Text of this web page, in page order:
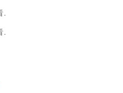
.
.